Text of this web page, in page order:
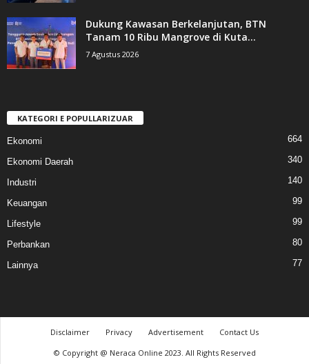
Dukung Kawasan Berkelanjutan, BTN
Tanam 10 Ribu Mangrove di Kuta...
7 Agustus 2026
KATEGORI E POPULLARIZUAR
Ekonomi 664
Ekonomi Daerah 340
Industri 140
Keuangan 99
Lifestyle 99
Perbankan 80
Lainnya 77
Disclaimer Privacy Advertisement
Contact Us
© Copyright @ Neraca Online 2023. All Rights Reserved